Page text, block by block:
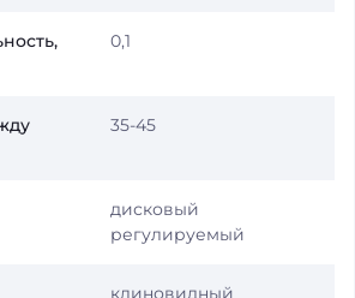
0,1
35-45
дисковый
регулируемый
клиновидный